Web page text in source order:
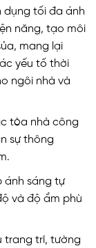
dụng tối đa ánh
năng, tạo môi
mang lại
yếu tố thời
ngôi nhà và
tòa nhà công
sự thông
ánh sáng tự
và độ ẩm phù
trang trí, tường